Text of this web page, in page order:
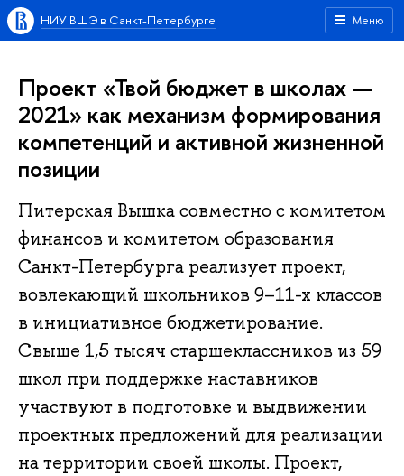
Меню
НИУ ВШЭ в Санкт-Петербурге
Проект «Твой бюджет в школах —
2021» как механизм формирования
компетенций и активной жизненной
позиции
Питерская Вышка совместно с комитетом
финансов и комитетом образования
Санкт-Петербурга реализует проект,
вовлекающий школьников 9–11-х классов
в инициативное бюджетирование.
Свыше 1,5 тысяч старшеклассников из 59
школ при поддержке наставников
участвуют в подготовке и выдвижении
проектных предложений для реализации
на территории своей школы. Проект,